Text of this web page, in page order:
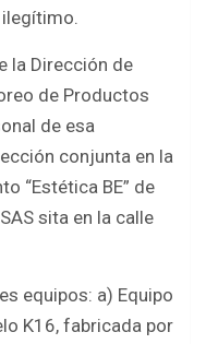
la Dirección de
de Productos
de esa
conjunta en la
“Estética BE” de
sita en la calle
equipos: a) Equipo
K16, fabricada por